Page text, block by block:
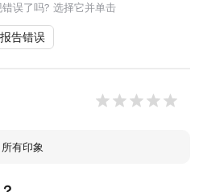
误了吗? 选择它并单击
报告错误
所有印象